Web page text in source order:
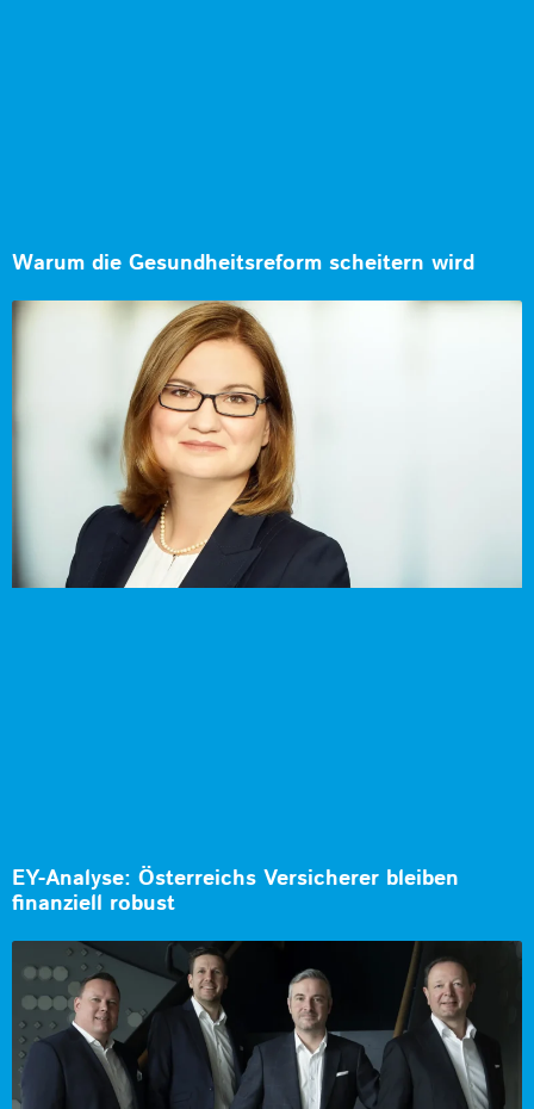
Warum die Gesundheitsreform scheitern wird
EY-Analyse: Österreichs Versicherer bleiben
finanziell robust